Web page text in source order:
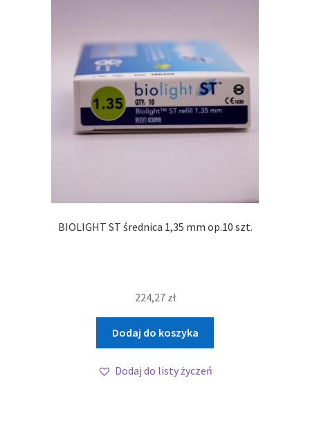
BIOLIGHT ST średnica 1,35 mm op.10 szt.
224,27 zł
Dodaj do koszyka
Dodaj do listy życzeń